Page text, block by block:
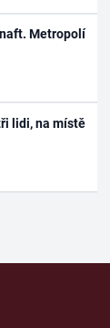
Metropolí
lidi, na místě